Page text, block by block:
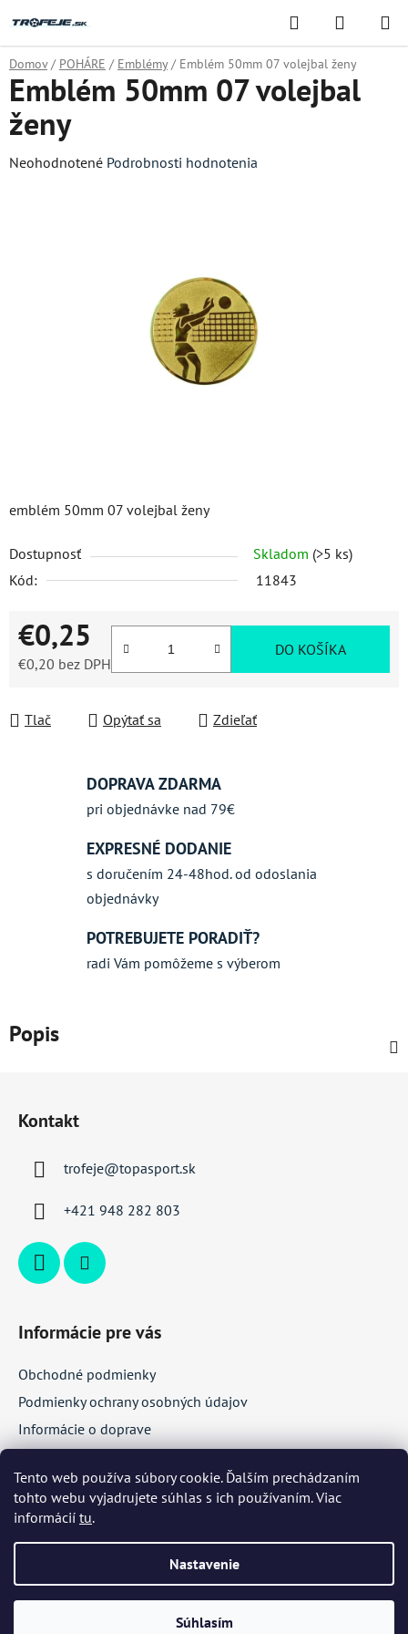
Tento web používa súbory cookie. Ďalším prechádzaním
tohto webu vyjadrujete súhlas s ich používaním. Viac
informácií tu.
Nastavenie
Súhlasím
na
obsah
Hľadať
KOŠÍK
Domov / POHÁRE / Emblémy / Emblém 50mm 07 volejbal ženy
emblém 50mm 07 volejbal ženy
Dostupnosť Skladom (>5 ks)
Kód:
11843
€0,25
€0,20 bez DPH
DO KOŠÍKA
Tlač Opýtať sa Zdieľať
Emblém 50mm 07 volejbal
ženy
Priemerné
Neohodnotené Podrobnosti hodnotenia
DOPRAVA ZDARMA
pri objednávke nad 79€
EXPRESNÉ DODANIE
s doručením 24-48hod. od odoslania
objednávky
POTREBUJETE PORADIŤ?
radi Vám pomôžeme s výberom
Popis
Kontakt
trofeje@topasport.sk
+421 948 282 803
Informácie pre vás
Obchodné podmienky
Podmienky ochrany osobných údajov
Informácie o doprave
Facebook
Vytvoril Shoptet